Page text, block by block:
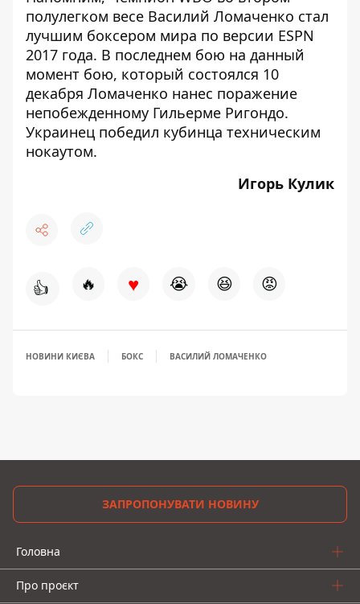
полулегком весе Василий Ломаченко стал
лучшим боксером мира по версии ESPN
2017 года. В последнем бою на данный
момент бою, который состоялся 10
декабря Ломаченко нанес поражение
непобежденному Гильерме Ригондо.
Украинец победил кубинца техническим
нокаутом.
Игорь Кулик
👍 🔥 ♥ 😭 😆 😡
НОВИНИ КИЄВА БОКС ВАСИЛИЙ ЛОМАЧЕНКО
ЗАПРОПОНУВАТИ НОВИНУ
Головна
Про проєкт